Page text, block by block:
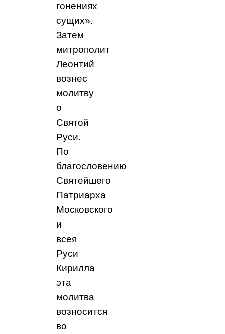
гонениях
сущих».
Затем
митрополит
Леонтий
вознес
молитву
о
Святой
Руси.
По
благословению
Святейшего
Патриарха
Московского
и
всея
Руси
Кирилла
эта
молитва
возносится
во